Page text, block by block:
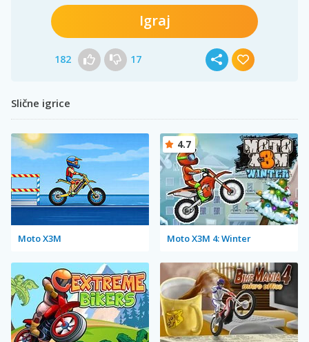
Igraj
182 17
Slične igrice
Moto X3M Moto X3M 4: Winter
4.7